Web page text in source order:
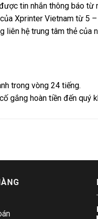
tin nhắn thông báo từ
Xprinter Vietnam từ 5
hệ trung tâm thẻ của
trong vòng 24 tiếng.
gắng hoàn tiền đến quý